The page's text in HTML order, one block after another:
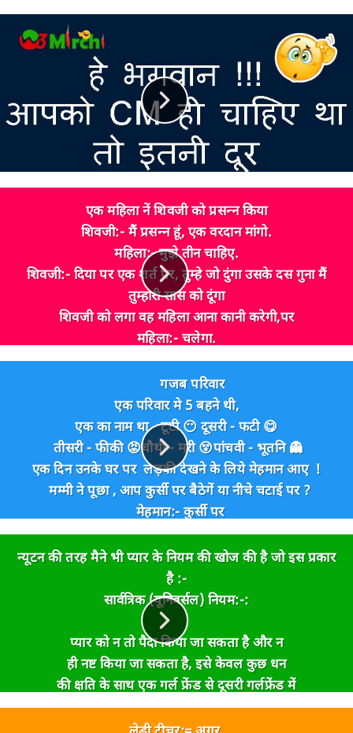
एक महिला नें शिवजी को प्रसन्न किया
शिवजी:- मैं प्रसन्न हूं, एक वरदान मांगो.
महिला:- मुझे तीन चाहिए.
शिवजी:- दिया पर एक शर्त पर, तुम्हे जो दुंगा उसके दस गुना मैं
तुम्हारी सास को दूंगा
शिवजी को लगा वह महिला आना कानी करेगी,पर
महिला:- चलेगा.
वरदान 1- मुझे भरपूर संम्पत्ति दे
दिया, सास को दस गुना मिली.
वरदान 2- मुझे सबसे सुंदर बनाओ.
ठीक, सास दस गुना सुंदर.
वरदान 3- मुझे एक हलकासा हार्ट ऐटक दो.
अब सब बहुरानी का.
शिवजी त्रिशुल लेकर उस व्यक्ति को ढूंढ रहे है जिसनें कहा," औरतों
की अक्कल पानी में '.
गजब परिवार
एक परिवार मे 5 बहने थी,
एक का नाम था - टूटी 😶 दूसरी - फटी 😋
तीसरी - फीकी 😡चौथी - मरी 😵पांचवी - भूतनि 👻
एक दिन उनके घर पर लड़की देखने के लिये मेहमान आए !
मम्मी ने पूछा , आप कुर्सी पर बैठेगें या नीचे चटाई पर ?
मेहमान:- कुर्सी पर
मम्मी :- टूटी !! कुर्सी लेकर आओ ,
मेहमान :- नहीं नहीं , हम चटाई पर बैठ जायेंगे ,
मम्मी :- फटी !! चटाई लेकर आओ ,
मेहमान :- रहने दीजिए , हम जमीन पर ही बैठ जायेंगे ,
( मेहमान जमीन पर बैठ गये)
मम्मी :- आप चाय पीएँगे या दूध ?
मेहमान :- चाय ,☕☕
मम्मी :- फीकी !! चाय लेकर आओ ,
मम्मी :- मरी !! भेस का दूध लेके आओ ,
न्यूटन की तरह मैने भी प्यार के नियम की खोज की है जो इस प्रकार
है :-
सार्वत्रिक (यूनिवर्सल) नियम:-:
प्यार को न तो पैदा किया जा सकता है और न
ही नष्ट किया जा सकता है, इसे केवल कुछ धन
की क्षति के साथ एक गर्ल फ्रेंड से दूसरी गर्लफ्रेंड में
स्थानांतरित किया जा सकता है….!!
.